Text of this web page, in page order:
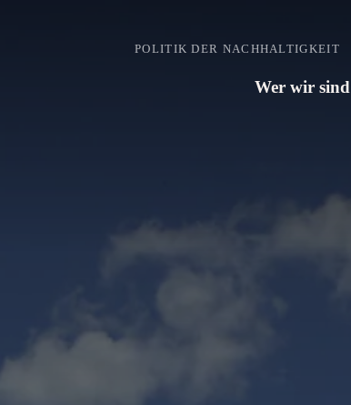
POLITIK DER NACHHALTIGKEIT
Wer wir sind